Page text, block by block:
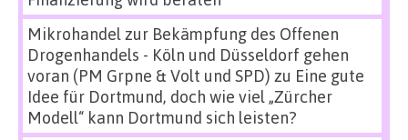
Mikrohandel zur Bekämpfung des Offenen
Drogenhandels - Köln und Düsseldorf gehen
voran (PM Grpne & Volt und SPD) zu Eine gute
Idee für Dortmund, doch wie viel „Zürcher
Modell“ kann Dortmund sich leisten?